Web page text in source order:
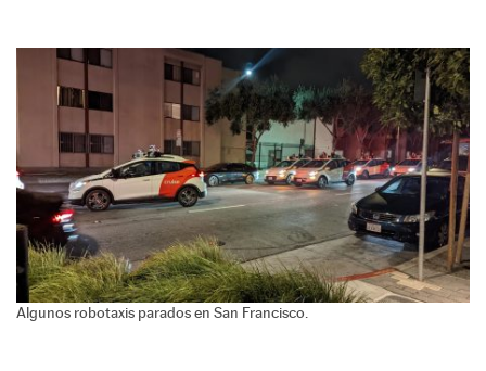
Algunos robotaxis parados en San Francisco.